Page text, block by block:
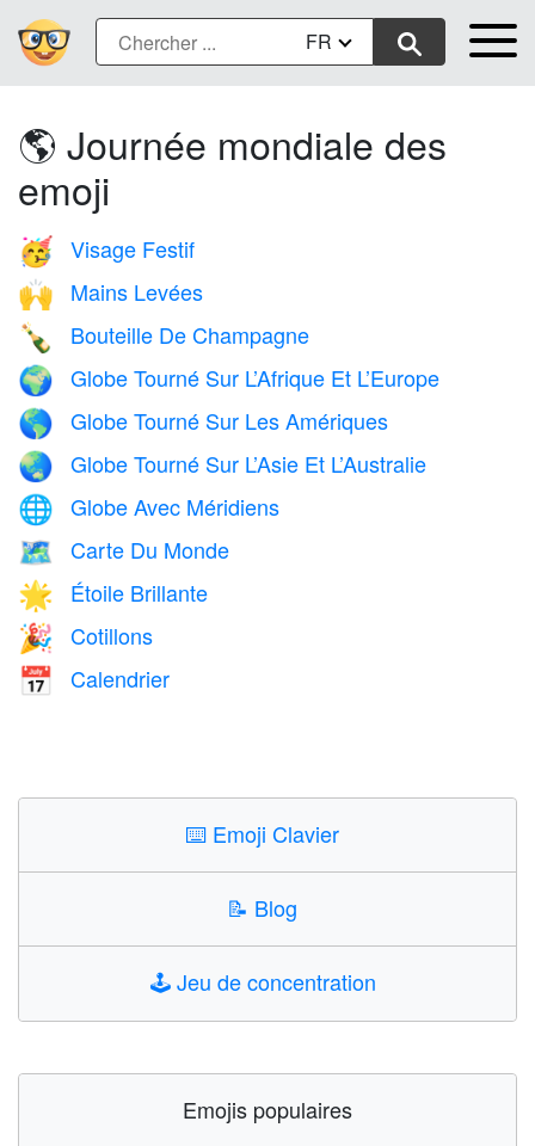
FR
🌎 Journée mondiale des
emoji
🥳 Visage Festif
🙌 Mains Levées
🍾 Bouteille De Champagne
🌍 Globe Tourné Sur L’Afrique Et L’Europe
🌎 Globe Tourné Sur Les Amériques
🌏 Globe Tourné Sur L’Asie Et L’Australie
🌐 Globe Avec Méridiens
🗺️ Carte Du Monde
🌟 Étoile Brillante
🎉 Cotillons
📅 Calendrier
⌨️ Emoji Clavier
📝 Blog
🕹️Jeu de concentration
Emojis populaires